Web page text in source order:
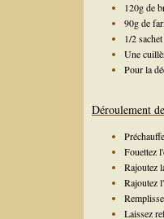
120g de
90g de
1/2
Une
Pour la
Déroulement
Fouettez
Rajoutez
Rajoutez
Laissez